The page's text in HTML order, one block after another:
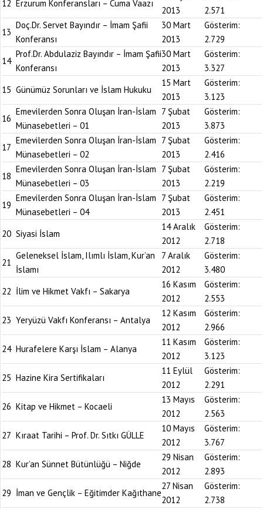
12 Erzurum Konferansları – Cuma Vaazı
2013
2.571
13
Doç.Dr. Servet Bayındır – İmam Şafii
Konferansı
30 Mart
2013
Gösterim:
2.729
14
Prof.Dr. Abdulaziz Bayındır – İmam Şafii
Konferansı
30 Mart
2013
Gösterim:
3.327
15 Günümüz Sorunları ve İslam Hukuku
15 Mart
2013
Gösterim:
3.123
16
Emevilerden Sonra Oluşan İran-İslam
Münasebetleri – 01
7 Şubat
2013
Gösterim:
3.873
17
Emevilerden Sonra Oluşan İran-İslam
Münasebetleri – 02
7 Şubat
2013
Gösterim:
2.416
18
Emevilerden Sonra Oluşan İran-İslam
Münasebetleri – 03
7 Şubat
2013
Gösterim:
2.219
19
Emevilerden Sonra Oluşan İran-İslam
Münasebetleri – 04
7 Şubat
2013
Gösterim:
2.451
20 Siyasi İslam
14 Aralık
2012
Gösterim:
2.718
21
Geleneksel İslam, Ilımlı İslam, Kur’an
İslamı
7 Aralık
2012
Gösterim:
3.480
22 İlim ve Hikmet Vakfı – Sakarya
16 Kasım
2012
Gösterim:
2.553
23 Yeryüzü Vakfı Konferansı – Antalya
12 Kasım
2012
Gösterim:
2.966
24 Hurafelere Karşı İslam – Alanya
11 Kasım
2012
Gösterim:
3.123
25 Hazine Kira Sertifikaları
11 Eylül
2012
Gösterim:
2.291
26 Kitap ve Hikmet – Kocaeli
13 Mayıs
2012
Gösterim:
2.563
27 Kıraat Tarihi – Prof. Dr. Sıtkı GÜLLE
10 Mayıs
2012
Gösterim:
3.767
28 Kur’an Sünnet Bütünlüğü – Niğde
29 Nisan
2012
Gösterim:
2.893
29 İman ve Gençlik – Eğitimder Kağıthane
27 Nisan
2012
Gösterim:
2.738